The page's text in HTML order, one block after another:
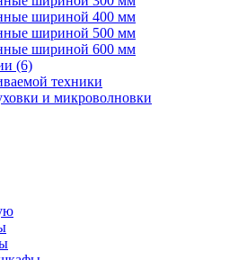
шириной 400 мм
шириной 500 мм
шириной 600 мм
(6)
техники
и микроволновки